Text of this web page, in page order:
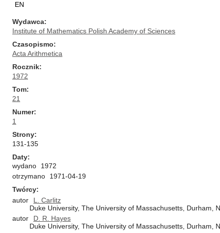
EN
Wydawca
Institute of Mathematics Polish Academy of Sciences
Czasopismo
Acta Arithmetica
Rocznik
1972
Tom
21
Numer
1
Strony
131-135
Daty
wydano
1972
otrzymano
1971-04-19
Twórcy
autor
L. Carlitz
Duke University, The University of Massachusetts, Durham,
autor
D. R. Hayes
Duke University, The University of Massachusetts, Durham,